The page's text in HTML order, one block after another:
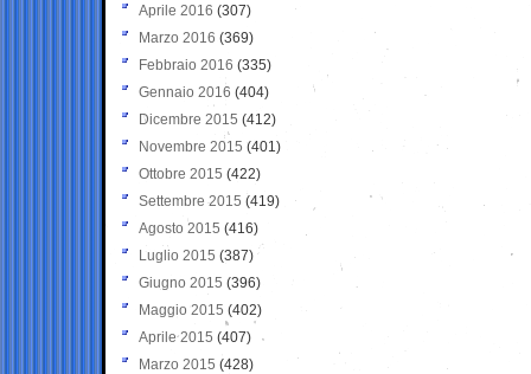
Aprile 2016 (307)
Marzo 2016 (369)
Febbraio 2016 (335)
Gennaio 2016 (404)
Dicembre 2015 (412)
Novembre 2015 (401)
Ottobre 2015 (422)
Settembre 2015 (419)
Agosto 2015 (416)
Luglio 2015 (387)
Giugno 2015 (396)
Maggio 2015 (402)
Aprile 2015 (407)
Marzo 2015 (428)